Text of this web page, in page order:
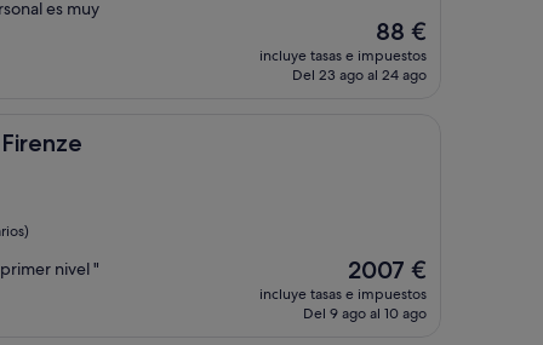
es muy
El
precio
actual
88 €
incluye tasas e impuestos
Del 23 ago al 24 ago
nivel "
El
precio
actual
2007 €
incluye tasas e impuestos
Del 9 ago al 10 ago